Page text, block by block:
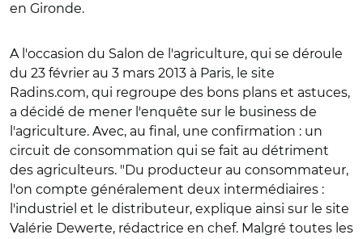
en Gironde.
A l'occasion du Salon de l'agriculture, qui se déroule
du 23 février au 3 mars 2013 à Paris, le site
Radins.com, qui regroupe des bons plans et astuces,
a décidé de mener l'enquête sur le business de
l'agriculture. Avec, au final, une confirmation : un
circuit de consommation qui se fait au détriment
des agriculteurs. "Du producteur au consommateur,
l'on compte généralement deux intermédiaires :
l'industriel et le distributeur, explique ainsi sur le site
Valérie Dewerte, rédactrice en chef. Malgré toutes les